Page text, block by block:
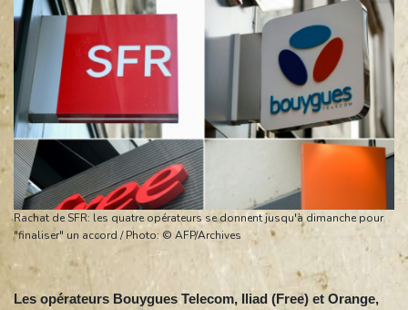
Rachat de SFR: les quatre opérateurs se donnent jusqu'à dimanche pour
"finaliser" un accord / Photo: © AFP/Archives
Les opérateurs Bouygues Telecom, Iliad (Free) et Orange,